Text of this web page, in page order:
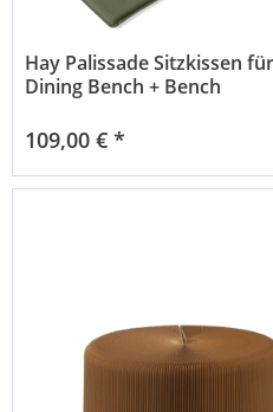
Hay Palissade Sitzkissen für
Dining Bench + Bench
109,00 € *